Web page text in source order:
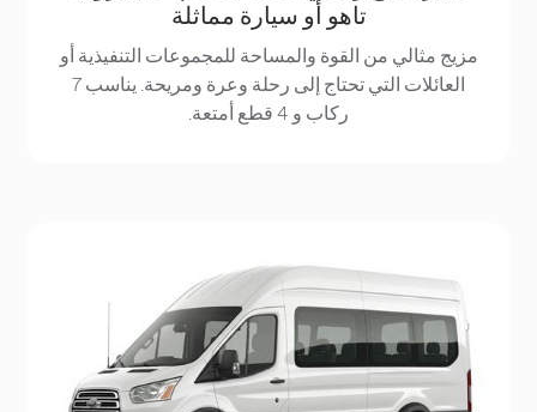
تاهو أو سيارة مماثلة
مزيج مثالي من القوة والمساحة للمجموعات التنفيذية أو
العائلات التي تحتاج إلى رحلة وعرة ومريحة. يناسب 7
ركاب و 4 قطع أمتعة.